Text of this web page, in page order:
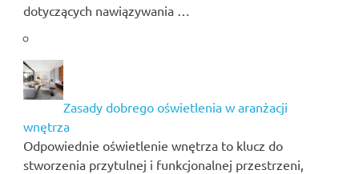
dotyczących nawiązywania …
Zasady dobrego oświetlenia w aranżacji
wnętrza
Odpowiednie oświetlenie wnętrza to klucz do
stworzenia przytulnej i funkcjonalnej przestrzeni,